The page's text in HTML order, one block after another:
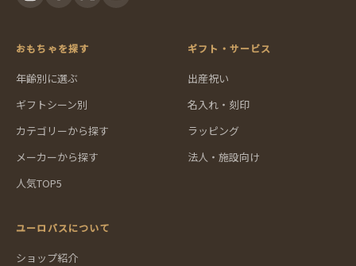
おもちゃを探す
年齢別に選ぶ
ギフトシーン別
カテゴリーから探す
メーカーから探す
人気TOP5
ギフト・サービス
出産祝い
名入れ・刻印
ラッピング
法人・施設向け
ユーロバスについて
ショップ紹介